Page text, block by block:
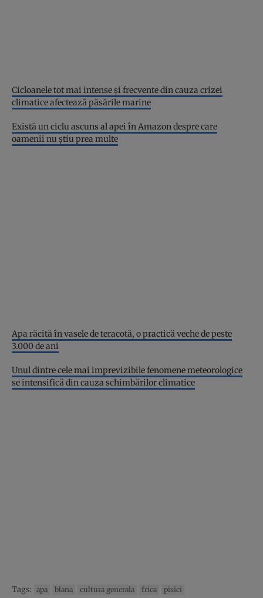
Cicloanele tot mai intense și frecvente din cauza crizei
climatice afectează păsările marine
Există un ciclu ascuns al apei în Amazon despre care
oamenii nu știu prea multe
Apa răcită în vasele de teracotă, o practică veche de peste
3.000 de ani
Unul dintre cele mai imprevizibile fenomene meteorologice
se intensifică din cauza schimbărilor climatice
Tags: apa blana cultura generala frica pisici